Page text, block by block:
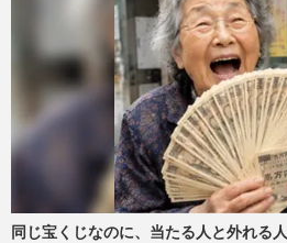
同じ宝くじなのに、当たる人と外れる